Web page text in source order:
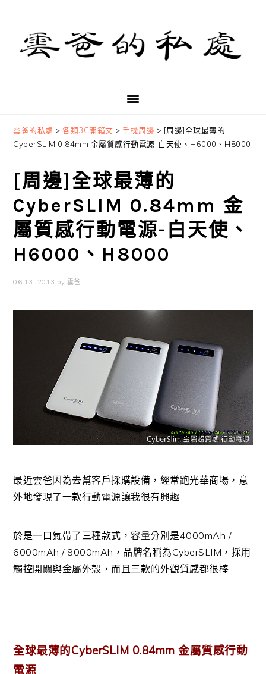
primary
navigation
content
primary
sidebar
雲爸的私處 >各類3C開箱文 >手機周邊 > [周邊]全球最薄的
CyberSLIM 0.84mm 金屬質感行動電源-白天使、H6000、H8000
[周邊]全球最薄的
CyberSLIM 0.84mm 金
屬質感行動電源-白天使、
H6000、H8000
06 13, 2013 by 雲爸
最近雲爸因為去幫客戶採購設備，經常跑光華商場，意
外地發現了一款行動電源讓我很有興趣
於是一口氣帶了三種款式，容量分別是4000mAh /
6000mAh / 8000mAh，品牌名稱為CyberSLIM，採用
觸控開關與金屬外殼，而且三款的外觀質感都很棒
全球最薄的CyberSLIM 0.84mm 金屬質感行動
電源